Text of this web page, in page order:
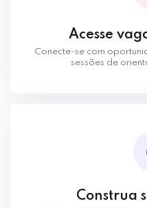
Acesse
Conecte-se com
sessões de
Construa